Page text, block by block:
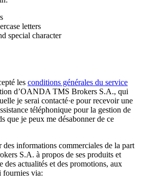
letters
special character
les conditions générales du service
d’OANDA TMS Brokers S.A., qui
je serai contacté·e pour recevoir une
téléphonique pour la gestion de
que je peux me désabonner de ce
des informations commerciales de la part
S.A. à propos de ses produits et
des actualités et des promotions, aux
fournies via: